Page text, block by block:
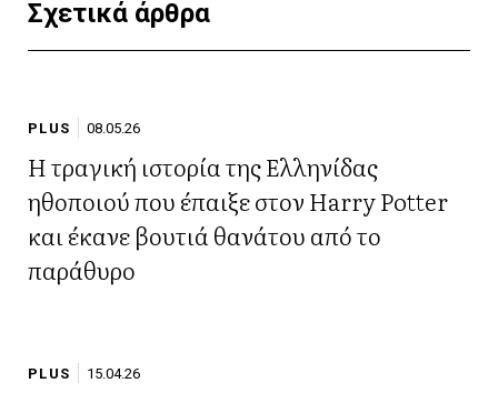
Σχετικά άρθρα
PLUS 08.05.26
Η τραγική ιστορία της Ελληνίδας
ηθοποιού που έπαιξε στον Harry Potter
και έκανε βουτιά θανάτου από το
παράθυρο
PLUS 15.04.26